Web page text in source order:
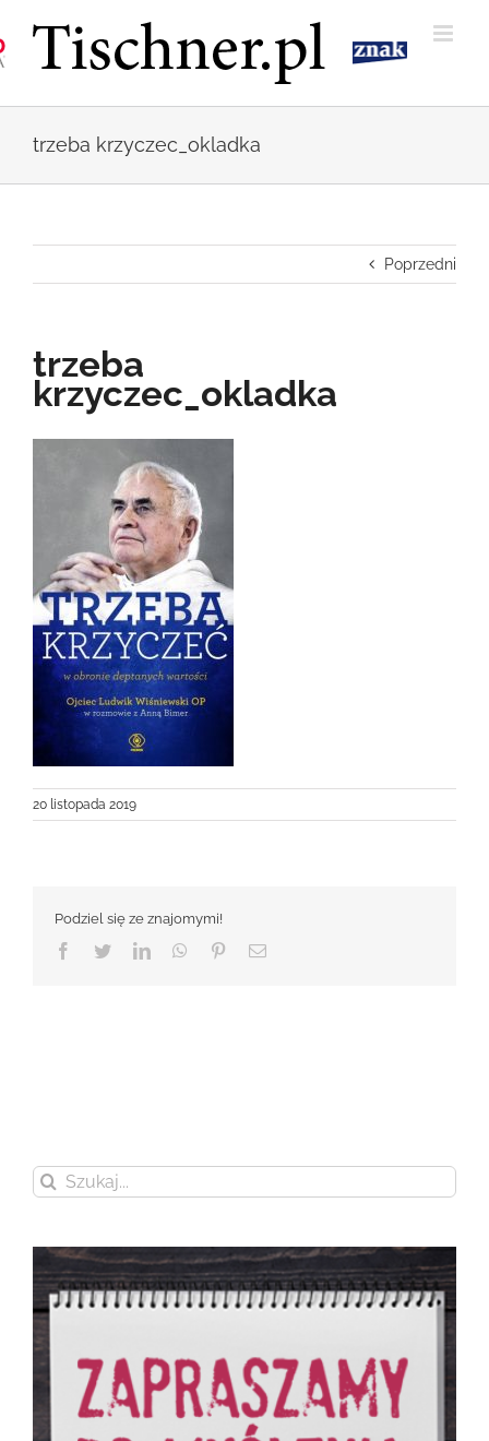
zawartości
trzeba krzyczec_okladka
Poprzedni
trzeba
krzyczec_okladka
20 listopada 2019
Podziel się ze znajomymi!
Facebook
TwitterLinkedInWhatsApp
PinterestEmail
Szukaj